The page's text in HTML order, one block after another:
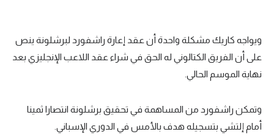
ويواجه كاريك مشكلة واحدة أن عقد إعارة راشفورد لبرشلونة ينص
على أن الفريق الكتالوني له الحق في شراء عقد اللاعب الإنجليزي بعد
نهاية الموسم الحالي.
وتمكن راشفورد من المساهمة في تحقيق برشلونة انتصارا ثمينا
أمام إلتشي بتسجيله هدف بالأمس في الدوري الإسباني.